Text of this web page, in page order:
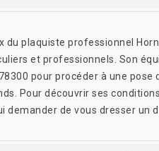
du plaquiste professionnel
et professionnels. Son
pour procéder à une
Pour découvrir ses
demander de vous dresser un